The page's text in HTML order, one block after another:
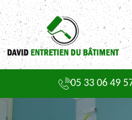
05 33 06 49